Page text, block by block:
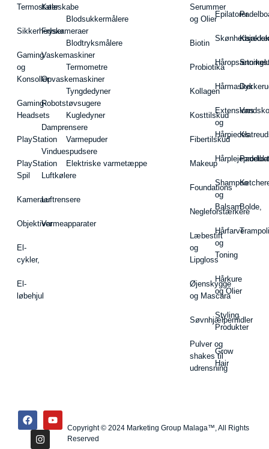
Termostater
Sikkerhedskameraer
Gaming
og
Konsoller
Gaming-
Headsets
PlayStation
PlayStation
Spil
Kameraer
Objektiver
El-
cykler,
El-
løbehjul
Køleskabe
Fryser
Vaskemaskiner
Opvaskemaskiner
Robotstøvsugere
Damprensere
Vinduespudsere
Luftkølere
Luftrensere
Varmeapparater
Blodsukkermålere
Blodtryksmålere
Termometre
Tyngdedyner
Kugledyner
Varmepuder
Elektriske varmetæppe
Serummer
og Olier
Biotin
Probiotika
Kollagen
Kosttilskud
Fibertilskud
Makeup
Foundations
Negleforstærkere
Læbestift
og
Lipgloss
Øjenskygge
og Mascara
Søvnhjælpemidler
Pulver og
shakes til
udrensning
Epilatorer
Hårmasker
Extensions
og
Hårpieces
Shampoo
og
Balsam
Hårfarve
og
Toning
Hårkure
og Olier
Styling
Produkter
Grow
Hair
Vandsko
Bolde,
Copyright © 2024 Marketing Group Malaga™, All Rights
Reserved